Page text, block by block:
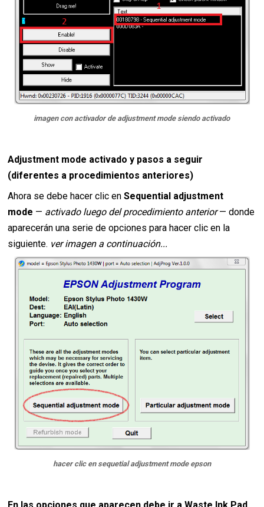
imagen con activador de adjustment mode siendo activado
Adjustment mode activado y pasos a seguir
(diferentes a procedimientos anteriores)
Ahora se debe hacer clic enSequential adjustment
mode — activado luego del procedimiento anterior— donde
aparecerán una serie de opciones para hacer clic en la
siguiente. ver imagen a continuación...
hacer clic en sequetial adjustment mode epson